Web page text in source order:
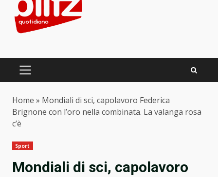
PRIMARY
Home » Mondiali di sci, capolavoro Federica
Brignone con l’oro nella combinata. La valanga rosa
c’è
Sport
Mondiali di sci, capolavoro